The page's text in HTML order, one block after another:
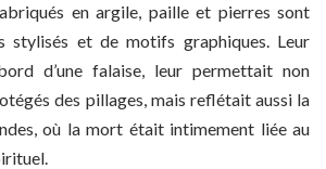
en argile, paille et pierres sont
stylisés et de motifs graphiques. Leur
d’une falaise, leur permettait non
des pillages, mais reflétait aussi la
où la mort était intimement liée au